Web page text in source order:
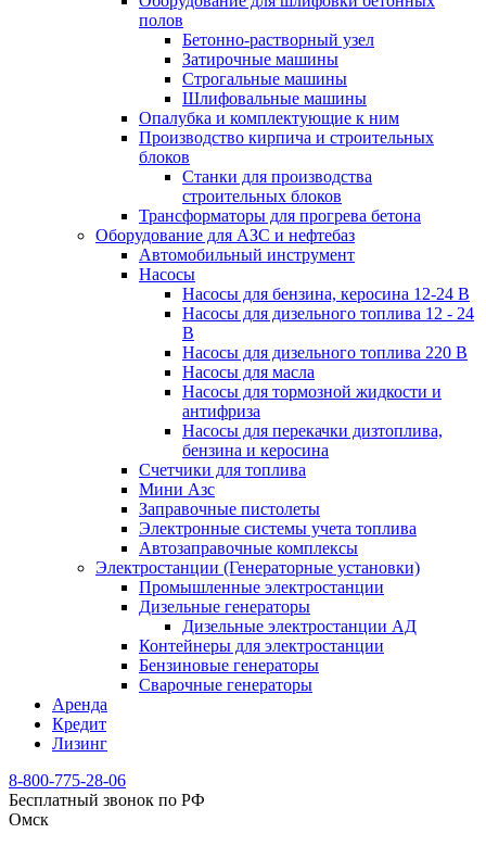
полов
Бетонно-растворный узел
Затирочные машины
Строгальные машины
Шлифовальные машины
Опалубка и комплектующие к ним
Производство кирпича и строительных
блоков
Cтанки для производства
строительных блоков
Трансформаторы для прогрева бетона
Оборудование для АЗС и нефтебаз
Автомобильный инструмент
Насосы
Насосы для бензина, керосина 12-24 В
Насосы для дизельного топлива 12 - 24
В
Насосы для дизельного топлива 220 В
Насосы для масла
Насосы для тормозной жидкости и
антифриза
Насосы для перекачки дизтоплива,
бензина и керосина
Счетчики для топлива
Мини Азс
Заправочные пистолеты
Электронные системы учета топлива
Автозаправочные комплексы
Электростанции (Генераторные установки)
Промышленные электростанции
Дизельные генераторы
Дизельные электростанции АД
Контейнеры для электростанции
Бензиновые генераторы
Сварочные генераторы
Аренда
Кредит
Лизинг
8-800-775-28-06
Бесплатный звонок по РФ
Омск